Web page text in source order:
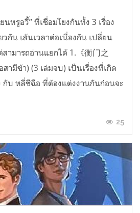
นหรูอวี้” ที่เชื่อมโยงกันทั้ง 3 เรื่อง
วกัน เส้นเวลาต่อเนื่องกัน เปลี่ยน
ามารถอ่านแยกได้ 1.《衡门之
มีข้า) (3 เล่มจบ) เป็นเรื่องที่เกิด
กับ หลี่ชีฉือ ที่ต้องแต่งงานกันก่อนจะ
25